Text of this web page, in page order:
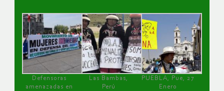
Defensoras
amenazadas en
Las Bambas,
Perú
PUEBLA, Pue, 27
Enero